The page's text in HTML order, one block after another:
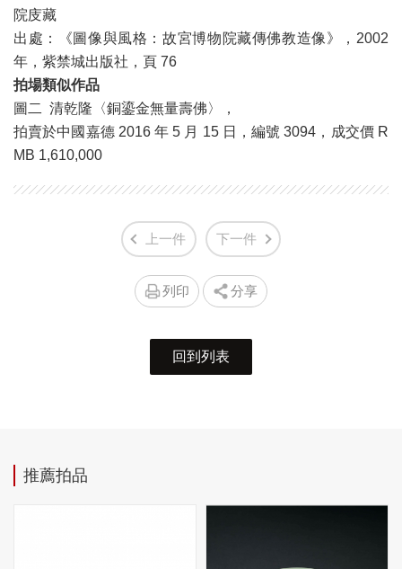
院庋藏
出處：《圖像與風格：故宮博物院藏傳佛教造像》，2002
年，紫禁城出版社，頁 76
拍場類似作品
圖二 清乾隆〈銅鎏金無量壽佛〉，
拍賣於中國嘉德 2016 年 5 月 15 日，編號 3094，成交價 R
MB 1,610,000
上一件 下一件
列印 分享
回到列表
推薦拍品